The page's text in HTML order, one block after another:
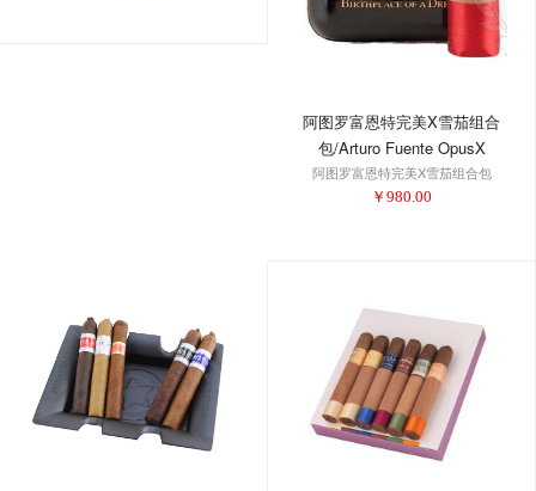
阿图罗富恩特完美X雪茄组合
包/Arturo Fuente OpusX
Perfecxion X Tin 3-PK
阿图罗富恩特完美X雪茄组合包
￥ 980.00